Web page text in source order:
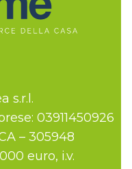
s.r.l.
03911450926
– 305948
euro, i.v.